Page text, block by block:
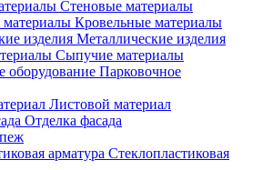
Стеновые материалы
Кровельные материалы
Металлические изделия
Сыпучие материалы
Парковочное
Листовой материал
Отделка фасада
Стеклопластиковая